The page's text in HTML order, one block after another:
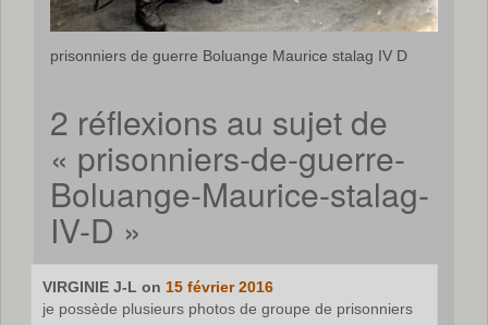
prisonniers de guerre Boluange Maurice stalag IV D
2 réflexions au sujet de
« prisonniers-de-guerre-
Boluange-Maurice-stalag-
IV-D »
VIRGINIE J-L on 15 février 2016
je possède plusieurs photos de groupe de prisonniers